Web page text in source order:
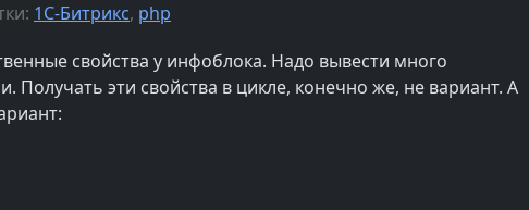
1С-Битрикс, php
свойства у инфоблока. Надо вывести много
Получать эти свойства в цикле, конечно же, не вариант. А